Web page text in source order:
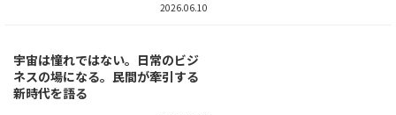
2026.06.12
災害状況を「宇宙から」即座に可
視化！ 復旧対応の初動が変わる